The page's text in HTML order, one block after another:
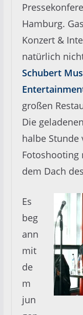
Hamburg.
Konzert &
natürlich
Schubert
großen
Die
halbe Stunde
Fotoshooting
dem Dach
Es
beg
ann
mit
de
m
jun